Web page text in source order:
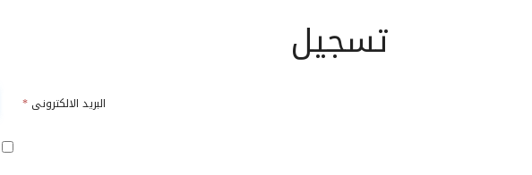
تسجيل
البريد الالكترونى *